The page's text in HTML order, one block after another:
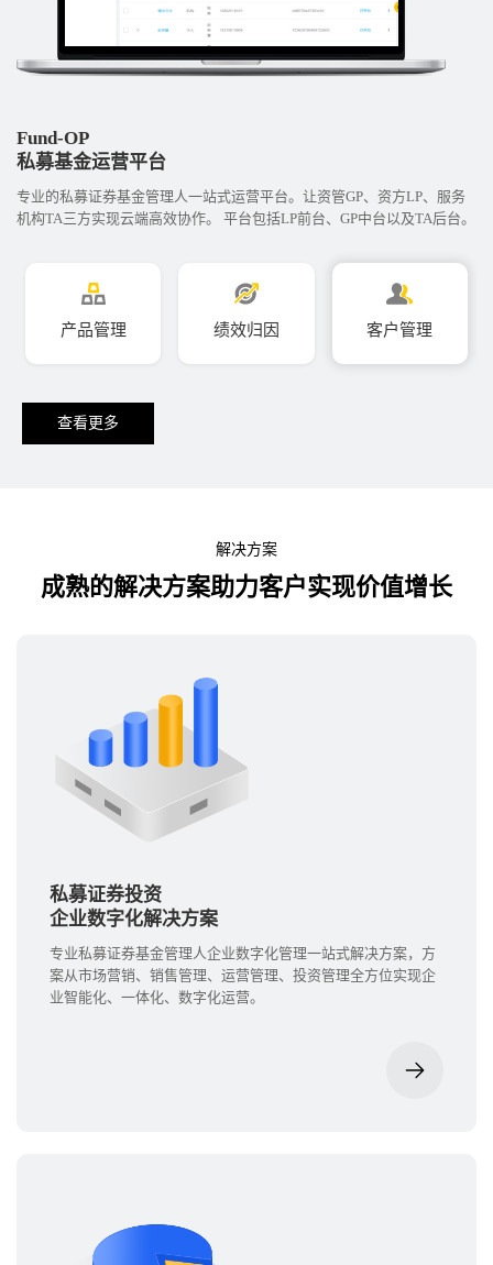
Fund-OP
私募基金运营平台
专业的私募证券基金管理人一站式运营平台。让资管GP、资方LP、服务
机构TA三方实现云端高效协作。 平台包括LP前台、GP中台以及TA后台。
产品管理 绩效归因 客户管理
查看更多
解决方案
成熟的解决方案助力客户实现价值增长
私募证券投资
企业数字化解决方案
专业私募证券基金管理人企业数字化管理一站式解决方案，方
案从市场营销、销售管理、运营管理、投资管理全方位实现企
业智能化、一体化、数字化运营。